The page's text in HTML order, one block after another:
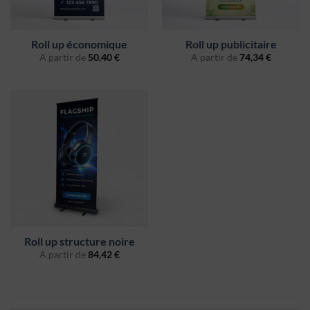
Roll up économique
A partir de 50,40€
Roll up publicitaire
A partir de 74,34€
Roll up structure noire
A partir de84,42 €